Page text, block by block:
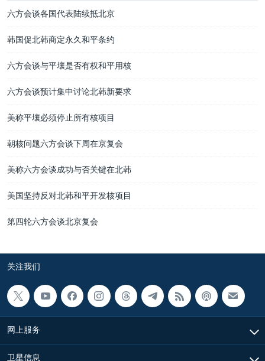
六方会谈各国代表陆续抵北京
韩国促北韩商定永久和平条约
六方会谈与平壤是否有权和平用核
六方会谈预计集中讨论北韩新要求
美称平壤必须停止所有核项目
朝核问题六方会谈下周在京复会
美称六方会谈成功与否关键在北韩
美国坚持反对北韩和平开发核项目
第四轮六方会谈北京复会
关注我们
网上服务
卫星信息